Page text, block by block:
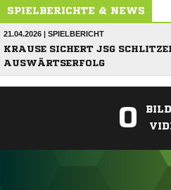
SPIELBERICHTE & NEWS
21.04.2026 | SPIELBERICHT
KRAUSE SICHERT JSG
AUSWÄRTSERFOLG
0